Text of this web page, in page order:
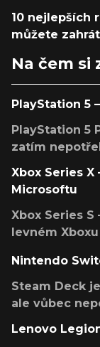
10 nejlepších
můžete zahrát
Na čem si
PlayStation 5
PlayStation 5
zatím
Xbox Series
Microsoftu
Xbox Series
levném Xboxu
Nintendo
Steam Deck
ale vůbec
Lenovo